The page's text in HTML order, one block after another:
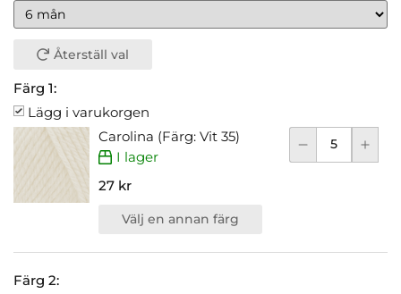
Återställ val
Färg 1:
Lägg i varukorgen
Carolina (Färg: Vit 35)
I lager
27 kr
Välj en annan färg
Färg 2: